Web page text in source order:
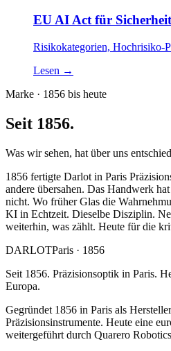
EU AI Act für
Risikokategorien, Hochrisiko-
Lesen →
Marke · 1856 bis heute
Seit 1856.
Was wir sehen, hat über uns
1856 fertigte Darlot in Paris
andere übersahen. Das Handwerk
nicht. Wo früher Glas die
KI in Echtzeit. Dieselbe Disziplin.
weiterhin, was zählt. Heute für die
DARLOTParis · 1856
Seit 1856. Präzisionsoptik in Paris.
Europa.
Gegründet 1856 in Paris als
Präzisionsinstrumente. Heute eine
weitergeführt durch Quarero